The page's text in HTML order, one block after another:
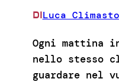
DILuca
Ogni mattina
nello stesso
guardare nel